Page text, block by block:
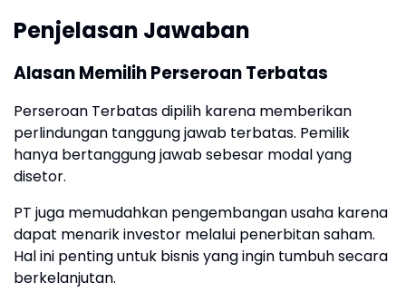
Penjelasan Jawaban
Alasan Memilih Perseroan Terbatas
Perseroan Terbatas dipilih karena memberikan
perlindungan tanggung jawab terbatas. Pemilik
hanya bertanggung jawab sebesar modal yang
disetor.
PT juga memudahkan pengembangan usaha karena
dapat menarik investor melalui penerbitan saham.
Hal ini penting untuk bisnis yang ingin tumbuh secara
berkelanjutan.